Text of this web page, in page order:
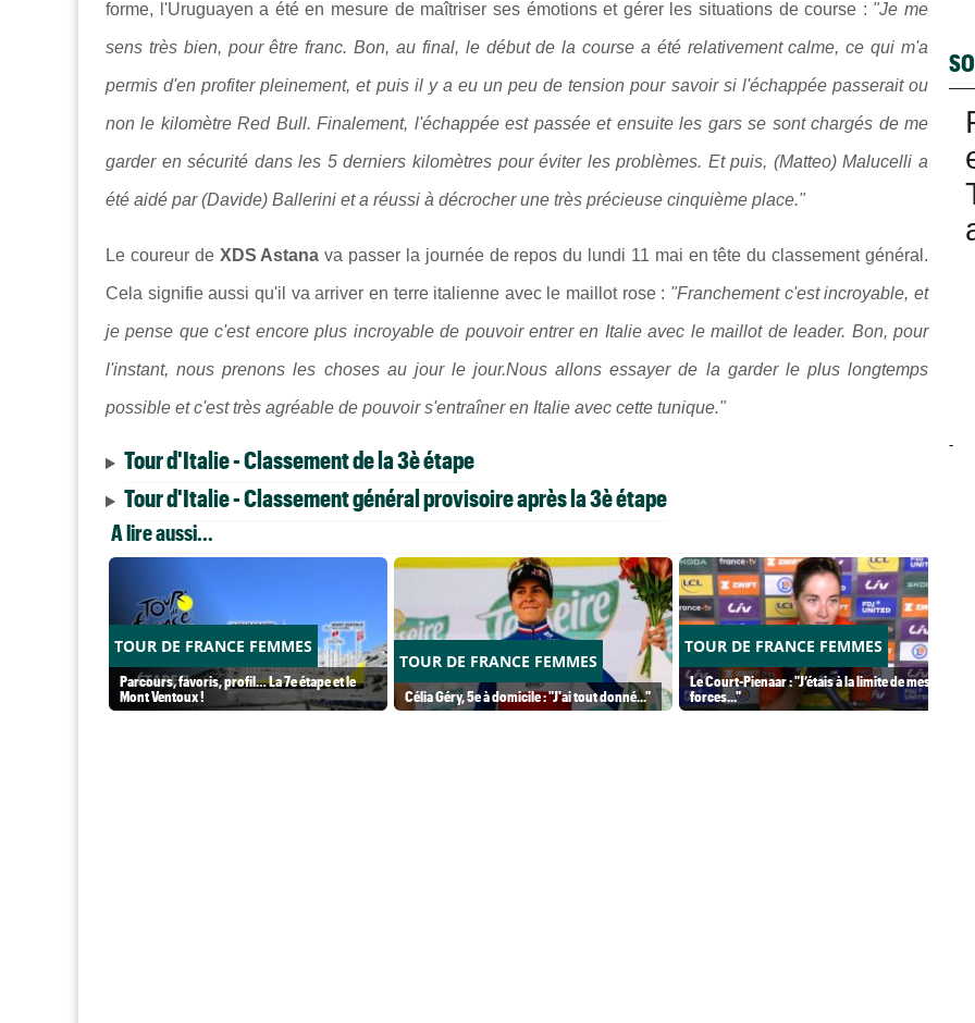
forme, l'Uruguayen a été en mesure de maîtriser ses émotions et gérer les situations de course : "Je me
sens très bien, pour être franc. Bon, au final, le début de la course a été relativement calme, ce qui m'a
permis d'en profiter pleinement, et puis il y a eu un peu de tension pour savoir si l'échappée passerait ou
non le kilomètre Red Bull. Finalement, l'échappée est passée et ensuite les gars se sont chargés de me
garder en sécurité dans les 5 derniers kilomètres pour éviter les problèmes. Et puis, (Matteo) Malucelli a
été aidé par (Davide) Ballerini et a réussi à décrocher une très précieuse cinquième place."
Le coureur de XDS Astanava passer la journée de repos du lundi 11 mai en tête du classement général.
Cela signifie aussi qu'il va arriver en terre italienne avec le maillot rose : "Franchement c'est incroyable, et
je pense que c'est encore plus incroyable de pouvoir entrer en Italie avec le maillot de leader. Bon, pour
l'instant, nous prenons les choses au jour le jour.Nous allons essayer de la garder le plus longtemps
possible et c'est très agréable de pouvoir s'entraîner en Italie avec cette tunique."
Tour d'Italie - Classement de la 3è étape
Tour d'Italie - Classement général provisoire après la 3è étape
A lire aussi...
TOUR DE FRANCE FEMMES
Parcours, favoris, profil… La 7e étape et le
Mont Ventoux !
TOUR DE FRANCE FEMMES
Célia Géry, 5e à domicile : "J'ai tout donné..."
TOUR DE FRANCE FEMMES
Le Court-Pienaar : "J’étais à la limite de mes
forces..."
-